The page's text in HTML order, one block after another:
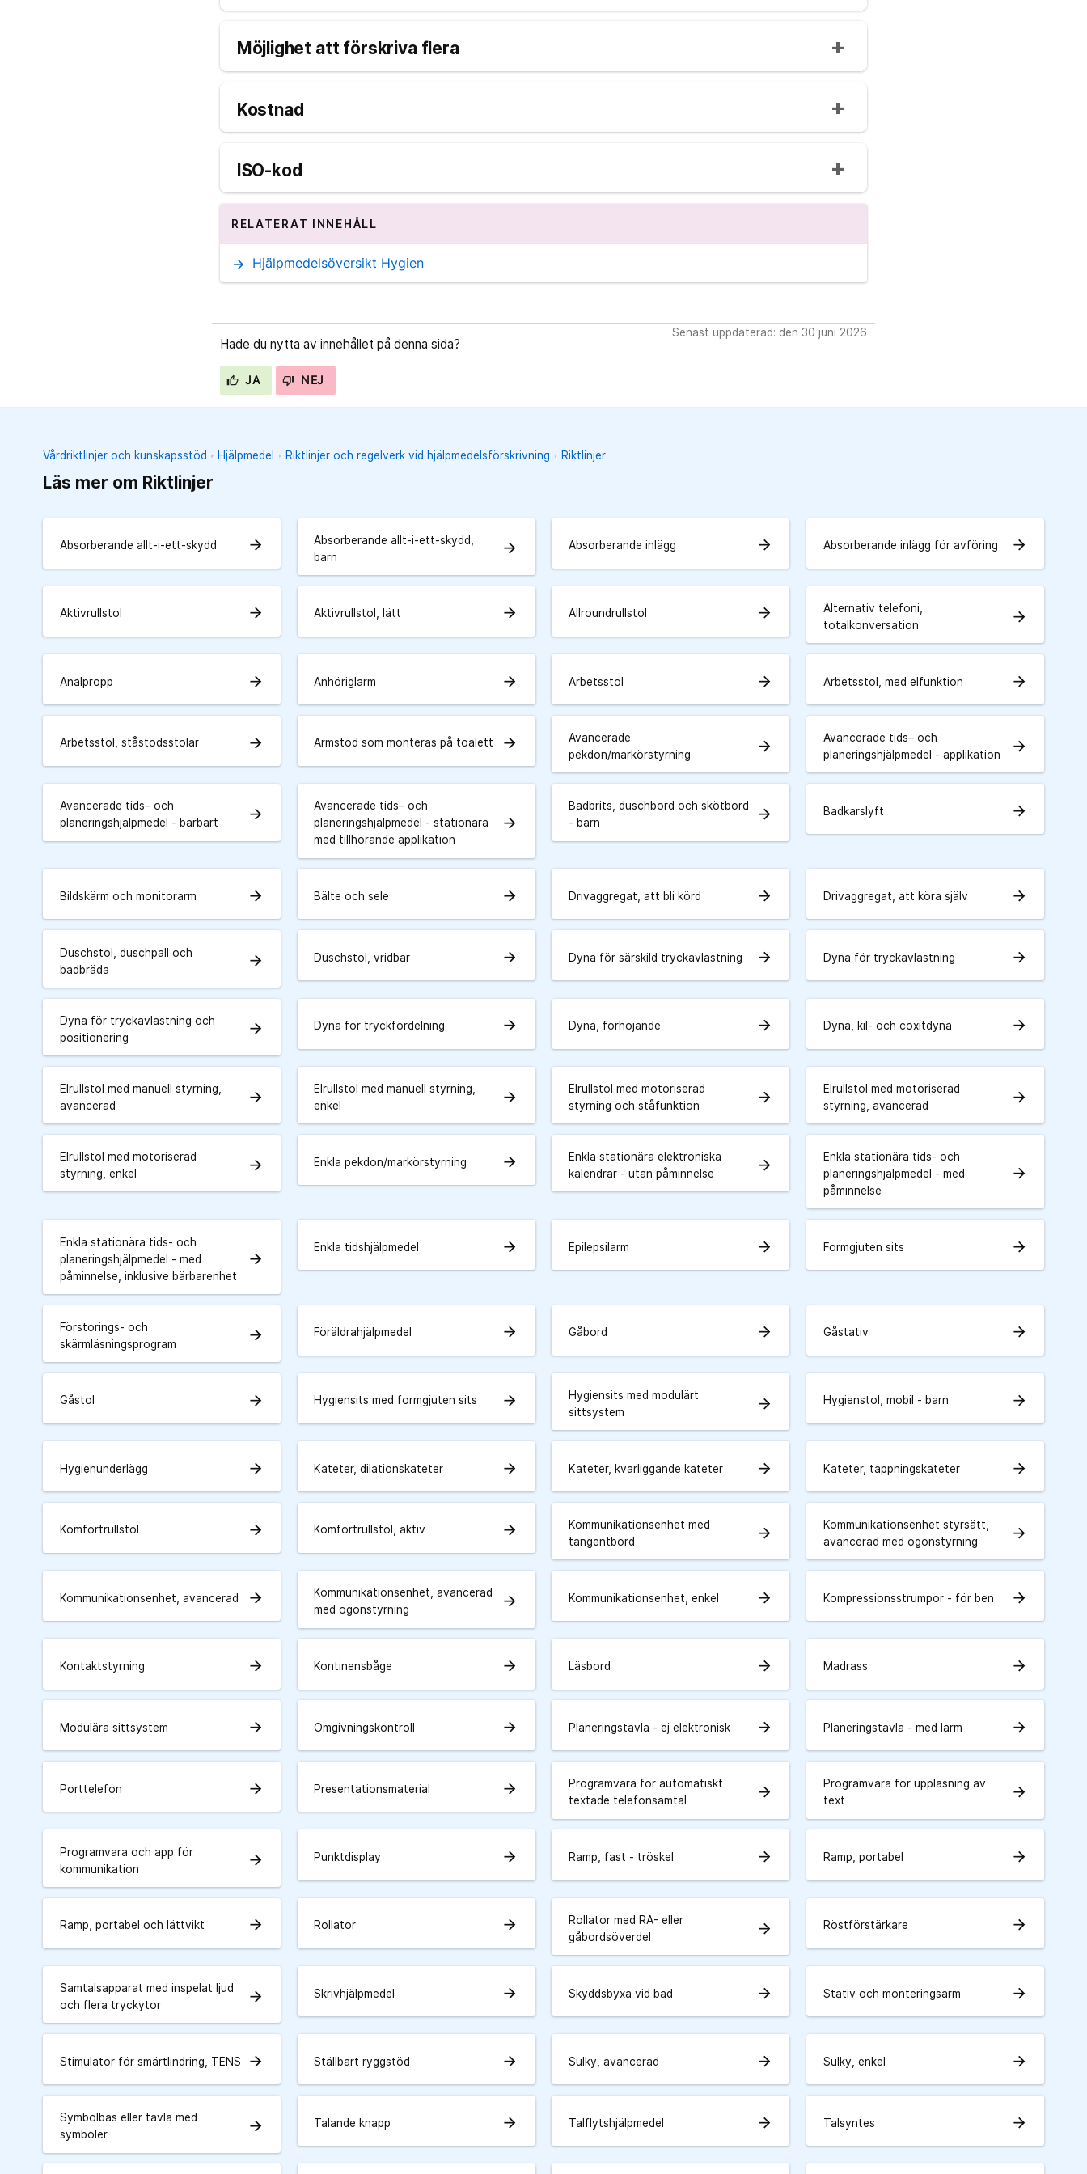
Möjlighet att förskriva flera
Kostnad
ISO-kod
RELATERAT INNEHÅLL
arrow_forward Hjälpmedelsöversikt Hygien
Hade du nytta av innehållet på denna sida?
JA NEJ
Senast uppdaterad: den 30 juni 2026
Vårdriktlinjer och kunskapsstöd Hjälpmedel Riktlinjer och regelverk vid hjälpmedelsförskrivning Riktlinjer
Läs mer om Riktlinjer
Absorberande allt-i-ett-skydd arrow_forward
Absorberande allt-i-ett-skydd,
barn
arrow_forward Absorberande inlägg arrow_forward Absorberande inlägg för avföring arrow_forward
Aktivrullstol arrow_forward Aktivrullstol, lätt arrow_forward Allroundrullstol arrow_forward
Alternativ telefoni,
totalkonversation
arrow_forward
Analpropp arrow_forward Anhöriglarm arrow_forward Arbetsstol arrow_forward Arbetsstol, med elfunktion arrow_forward
Arbetsstol, ståstödsstolar arrow_forward Armstöd som monteras på toalett arrow_forward
Avancerade
pekdon/markörstyrning
arrow_forward
Avancerade tids– och
planeringshjälpmedel - applikation
arrow_forward
Avancerade tids– och
planeringshjälpmedel - bärbart
arrow_forward
Avancerade tids– och
planeringshjälpmedel - stationära
med tillhörande applikation
arrow_forward
Badbrits, duschbord och skötbord
- barn
arrow_forward Badkarslyft arrow_forward
Bildskärm och monitorarm arrow_forward Bälte och sele arrow_forward Drivaggregat, att bli körd arrow_forward Drivaggregat, att köra själv arrow_forward
Duschstol, duschpall och
badbräda
arrow_forward Duschstol, vridbar arrow_forward Dyna för särskild tryckavlastning arrow_forward Dyna för tryckavlastning arrow_forward
Dyna för tryckavlastning och
positionering
arrow_forward Dyna för tryckfördelning arrow_forward Dyna, förhöjande arrow_forward Dyna, kil- och coxitdyna arrow_forward
Elrullstol med manuell styrning,
avancerad
arrow_forward
Elrullstol med manuell styrning,
enkel
arrow_forward
Elrullstol med motoriserad
styrning och ståfunktion
arrow_forward
Elrullstol med motoriserad
styrning, avancerad
arrow_forward
Elrullstol med motoriserad
styrning, enkel
arrow_forward Enkla pekdon/markörstyrning arrow_forward
Enkla stationära elektroniska
kalendrar - utan påminnelse
arrow_forward
Enkla stationära tids- och
planeringshjälpmedel - med
påminnelse
arrow_forward
Enkla stationära tids- och
planeringshjälpmedel - med
påminnelse, inklusive bärbarenhet
arrow_forward
Enkla tidshjälpmedel arrow_forward Epilepsilarm arrow_forward Formgjuten sits arrow_forward
Förstorings- och
skärmläsningsprogram
arrow_forward Föräldrahjälpmedel arrow_forward Gåbord arrow_forward Gåstativ arrow_forward
Gåstol arrow_forward Hygiensits med formgjuten sits arrow_forward
Hygiensits med modulärt
sittsystem
arrow_forward Hygienstol, mobil - barn arrow_forward
Hygienunderlägg arrow_forward Kateter, dilationskateter arrow_forward Kateter, kvarliggande kateter arrow_forward Kateter, tappningskateter arrow_forward
Komfortrullstol arrow_forward Komfortrullstol, aktiv arrow_forward
Kommunikationsenhet med
tangentbord
arrow_forward
Kommunikationsenhet styrsätt,
avancerad med ögonstyrning
arrow_forward
Kommunikationsenhet, avancerad arrow_forward
Kommunikationsenhet, avancerad
med ögonstyrning
arrow_forward Kommunikationsenhet, enkel arrow_forward Kompressionsstrumpor - för ben arrow_forward
Kontaktstyrning arrow_forward Kontinensbåge arrow_forward Läsbord arrow_forward Madrass arrow_forward
Modulära sittsystem arrow_forward Omgivningskontroll arrow_forward Planeringstavla - ej elektronisk arrow_forward Planeringstavla - med larm arrow_forward
Porttelefon arrow_forward Presentationsmaterial arrow_forward
Programvara för automatiskt
textade telefonsamtal
arrow_forward
Programvara för uppläsning av
text
arrow_forward
Programvara och app för
kommunikation
arrow_forward Punktdisplay arrow_forward Ramp, fast - tröskel arrow_forward Ramp, portabel arrow_forward
Ramp, portabel och lättvikt arrow_forward Rollator arrow_forward
Rollator med RA- eller
gåbordsöverdel
arrow_forward Röstförstärkare arrow_forward
Samtalsapparat med inspelat ljud
och flera tryckytor
arrow_forward Skrivhjälpmedel arrow_forward Skyddsbyxa vid bad arrow_forward Stativ och monteringsarm arrow_forward
Stimulator för smärtlindring, TENS arrow_forward Ställbart ryggstöd arrow_forward Sulky, avancerad arrow_forward Sulky, enkel arrow_forward
Symbolbas eller tavla med
symboler
arrow_forward Talande knapp arrow_forward Talflytshjälpmedel arrow_forward Talsyntes arrow_forward